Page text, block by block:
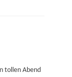
tollen Abend